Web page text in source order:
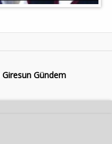
Giresun Gündem